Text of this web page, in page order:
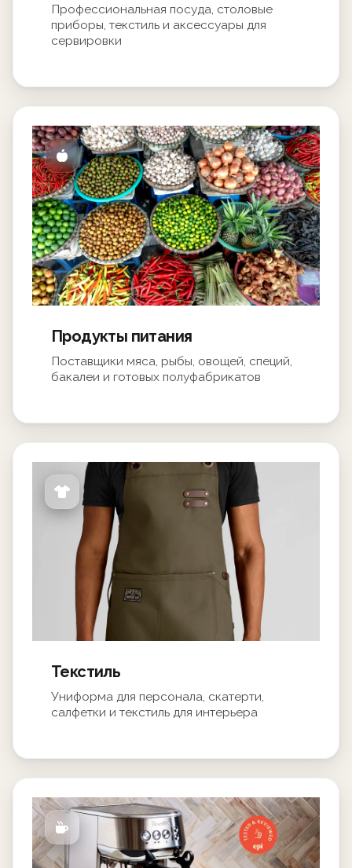
Профессиональная посуда, столовые
приборы, текстиль и аксессуары для
сервировки
Продукты питания
Поставщики мяса, рыбы, овощей, специй,
бакалеи и готовых полуфабрикатов
Текстиль
Униформа для персонала, скатерти,
салфетки и текстиль для интерьера